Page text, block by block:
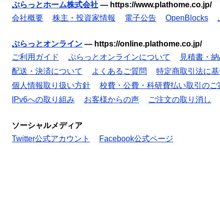
ぷらっとホーム株式会社 — https://www.plathome.co.jp/
会社概要
株主・投資家情報 電子公告 OpenBlocks
ぷらっとオンライン — https://online.plathome.co.jp/
ご利用ガイド
ぷらっとオンラインについて
見積書・
配送・決済について
よくあるご質問
特定商取引法に
個人情報取り扱い方針
校費・公費・科研費払い取引のご
IPv6への取り組み
お客様からの声 ご注文の取り消し
ソーシャルメディア
Twitter公式アカウント
Facebook公式ページ